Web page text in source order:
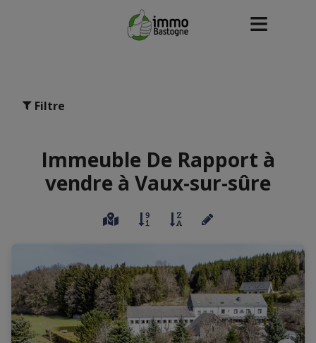
Filtre
Immeuble De Rapport à
vendre à Vaux-sur-sûre